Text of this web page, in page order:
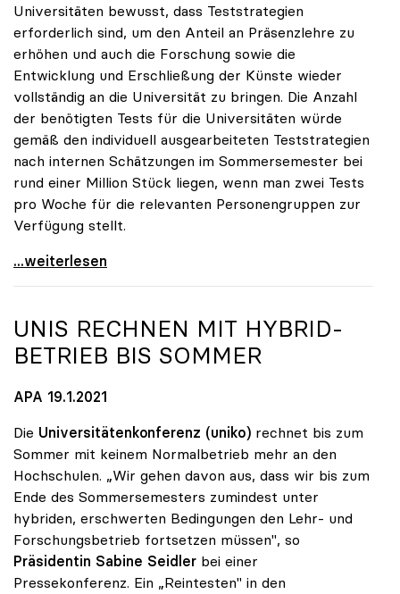
Universitäten bewusst, dass Teststrategien
erforderlich sind, um den Anteil an Präsenzlehre zu
erhöhen und auch die Forschung sowie die
Entwicklung und Erschließung der Künste wieder
vollständig an die Universität zu bringen. Die Anzahl
der benötigten Tests für die Universitäten würde
gemäß den individuell ausgearbeiteten Teststrategien
nach internen Schätzungen im Sommersemester bei
rund einer Million Stück liegen, wenn man zwei Tests
pro Woche für die relevanten Personengruppen zur
Verfügung stellt.
Seidler: „1 Million Euro für Antigen-Tests ist
...weiterlesen
UNIS RECHNEN MIT HYBRID-
BETRIEB BIS SOMMER
APA 19.1.2021
Die Universitätenkonferenz (uniko) rechnet bis zum
Sommer mit keinem Normalbetrieb mehr an den
Hochschulen. „Wir gehen davon aus, dass wir bis zum
Ende des Sommersemesters zumindest unter
hybriden, erschwerten Bedingungen den Lehr- und
Forschungsbetrieb fortsetzen müssen", so
Präsidentin Sabine Seidler bei einer
Pressekonferenz. Ein „Reintesten" in den